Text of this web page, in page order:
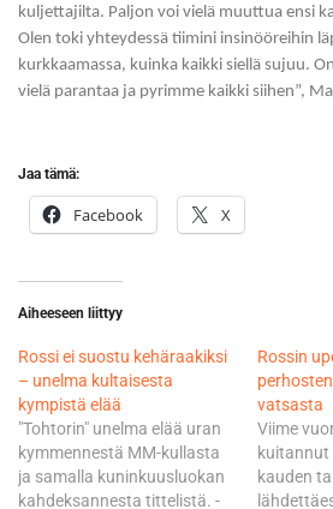
kuljettajilta. Paljon voi vielä muuttua ensi
Olen toki yhteydessä tiimini insinööreihin
kurkkaamassa, kuinka kaikki siellä sujuu.
vielä parantaa ja pyrimme kaikki siihen”,
Jaa tämä:
Facebook X
Aiheeseen liittyy
Rossi ei suostu kehäraakiksi
– unelma kultaisesta
kympistä elää
"Tohtorin" unelma elää uran
kymmennestä MM-kullasta
ja samalla kuninkuusluokan
kahdeksannesta tittelistä. -
Rossin
vatsasta
Viime
kuitannut
kauden